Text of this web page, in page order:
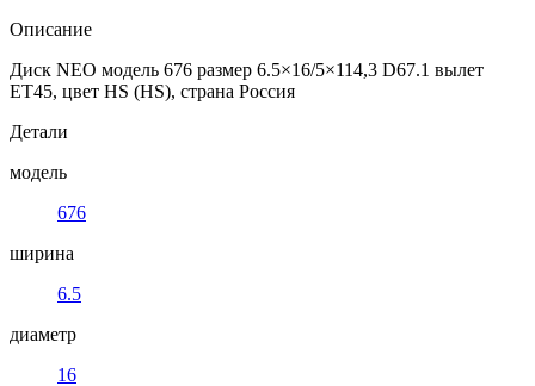
Описание
Диск NEO модель 676 размер 6.5×16/5×114,3 D67.1 вылет
ET45, цвет HS (HS), страна Россия
Детали
модель
676
ширина
6.5
диаметр
16